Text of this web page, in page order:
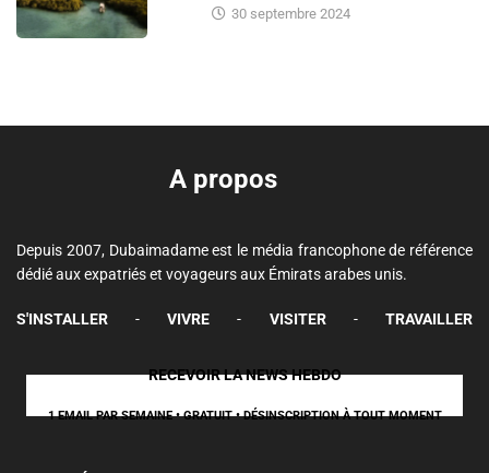
30 septembre 2024
A propos
Depuis 2007, Dubaimadame est le média francophone de référence
dédié aux expatriés et voyageurs aux Émirats arabes unis.
S'INSTALLER - VIVRE - VISITER - TRAVAILLER
RECEVOIR LA NEWS HEBDO
1 EMAIL PAR SEMAINE • GRATUIT • DÉSINSCRIPTION À TOUT MOMENT